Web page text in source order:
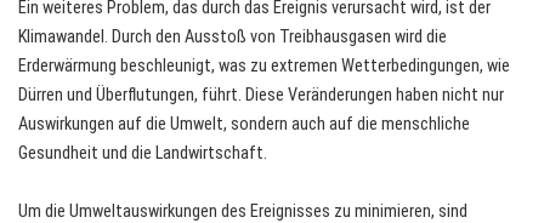
Ein weiteres Problem, das durch das Ereignis verursacht wird, ist der
Klimawandel. Durch den Ausstoß von Treibhausgasen wird die
Erderwärmung beschleunigt, was zu extremen Wetterbedingungen, wie
Dürren und Überflutungen, führt. Diese Veränderungen haben nicht nur
Auswirkungen auf die Umwelt, sondern auch auf die menschliche
Gesundheit und die Landwirtschaft.
Um die Umweltauswirkungen des Ereignisses zu minimieren, sind